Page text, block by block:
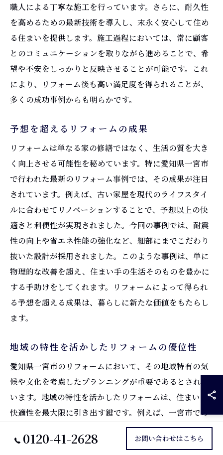
職人による丁寧な施工を行っています。さらに、耐久性
を高めるための最新技術を導入し、末永く安心して住め
る住まいを提供します。施工過程においては、常に顧客
とのコミュニケーションを取りながら進めることで、希
望や不安をしっかりと反映させることが可能です。これ
により、リフォーム後も高い満足度を得られることが、
多くの成功事例からも明らかです。
予想を超えるリフォームの成果
リフォームは単なる家の修繕ではなく、生活の質を大き
く向上させる可能性を秘めています。特に愛知県一宮市
で行われた最新のリフォーム事例では、その成果が注目
されています。例えば、古い家屋を現代のライフスタイ
ルに合わせてリノベーションすることで、予想以上の快
適さと利便性が実現されました。今回の事例では、耐震
性の向上や省エネ性能の強化など、細部にまでこだわり
抜いた設計が採用されました。このような事例は、単に
物理的な改善を超え、住まい手の生活そのものを豊かに
する手助けをしてくれます。リフォームによって得られ
る予想を超える成果は、暮らしに新たな価値をもたらし
ます。
地域の特性を活かしたリフォームの優位性
愛知県一宮市のリフォームにおいて、その地域特有の気
候や文化を考慮したプランニングが重要であるとされて
います。地域の特性を活かしたリフォームは、住まいの
快適性を最大限に引き出す鍵です。例えば、一宮市での
リフォームでは、地域の気候に適した断熱材の選定や、
伝統と現代性を融合させたデザインが採用されていま
0120-41-2628 お問い合わせはこちら